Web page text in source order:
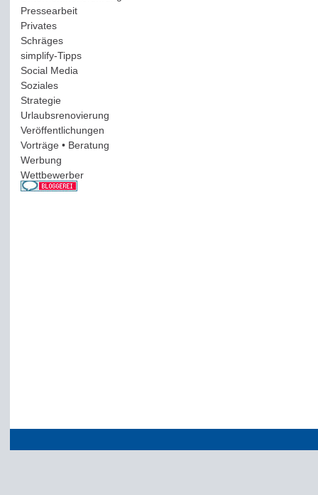
Pressearbeit(12)
Privates(193)
Schräges(161)
simplify-Tipps(123)
Social Media
Soziales(37)
Strategie(220)
Urlaubsrenovierung
Veröffentlichungen
Vorträge • Beratung
Werbung
Wettbewerber(61)